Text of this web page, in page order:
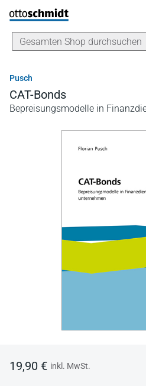
Direkt zum Inhalt
Pusch
CAT-Bonds
Bepreisungsmodelle in
19,90 € inkl. MwSt.